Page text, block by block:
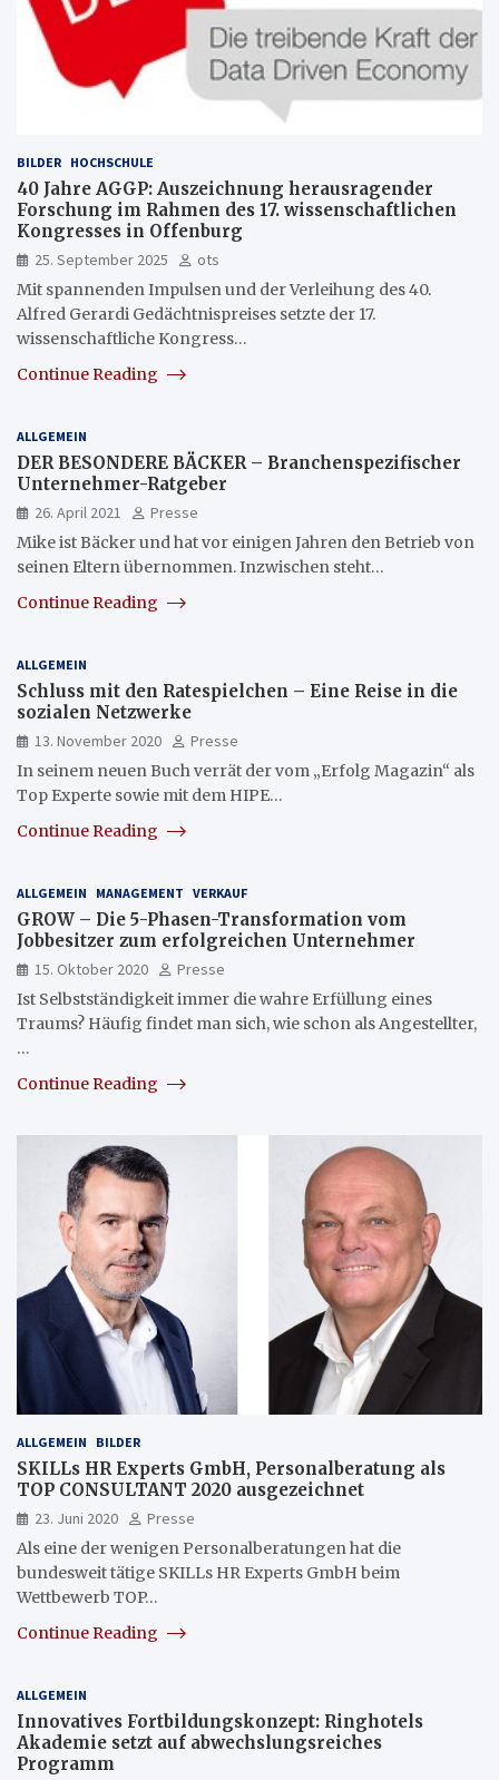
BILDER HOCHSCHULE
40 Jahre AGGP: Auszeichnung herausragender
Forschung im Rahmen des 17. wissenschaftlichen
Kongresses in Offenburg
25. September 2025
ots
Mit spannenden Impulsen und der Verleihung des 40.
Alfred Gerardi Gedächtnispreises setzte der 17.
wissenschaftliche Kongress…
Continue Reading
ALLGEMEIN
DER BESONDERE BÄCKER – Branchenspezifischer
Unternehmer-Ratgeber
26. April 2021
Presse
Mike ist Bäcker und hat vor einigen Jahren den Betrieb von
seinen Eltern übernommen. Inzwischen steht…
Continue Reading
ALLGEMEIN
Schluss mit den Ratespielchen – Eine Reise in die
sozialen Netzwerke
13. November 2020
Presse
In seinem neuen Buch verrät der vom „Erfolg Magazin“ als
Top Experte sowie mit dem HIPE…
Continue Reading
ALLGEMEIN MANAGEMENT VERKAUF
GROW – Die 5-Phasen-Transformation vom
Jobbesitzer zum erfolgreichen Unternehmer
15. Oktober 2020
Presse
Ist Selbstständigkeit immer die wahre Erfüllung eines
Traums? Häufig findet man sich, wie schon als Angestellter,
…
Continue Reading
ALLGEMEIN BILDER
SKILLs HR Experts GmbH, Personalberatung als
TOP CONSULTANT 2020 ausgezeichnet
23. Juni 2020
Presse
Als eine der wenigen Personalberatungen hat die
bundesweit tätige SKILLs HR Experts GmbH beim
Wettbewerb TOP…
Continue Reading
ALLGEMEIN
Innovatives Fortbildungskonzept: Ringhotels
Akademie setzt auf abwechslungsreiches
Programm